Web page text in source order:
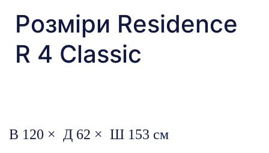
Розміри Residence
R 4 Classic
В 120 × Д 62 × Ш 153 см